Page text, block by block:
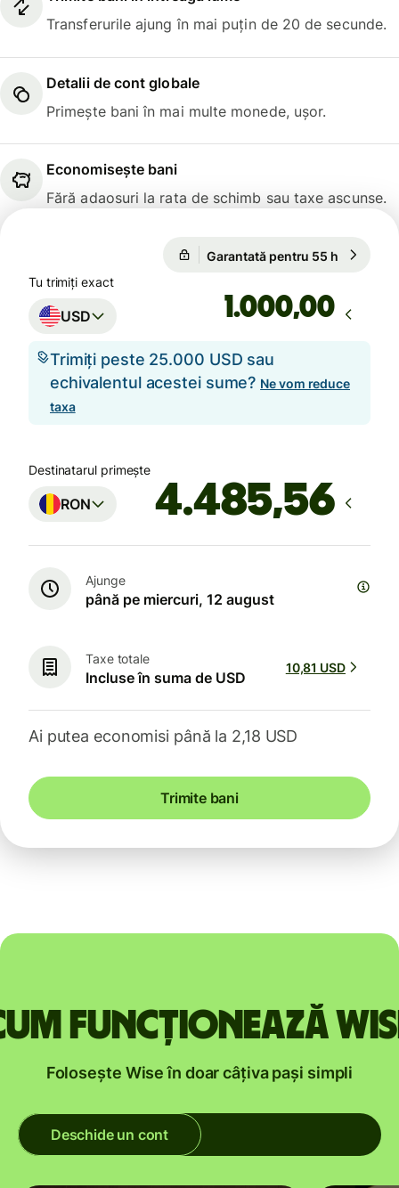
Transferurile ajung în mai puțin de 20 de secunde.
Detalii de cont globale
Primește bani în mai multe monede, ușor.
Economisește bani
Fără adaosuri la rata de schimb sau taxe ascunse.
Garantată pentru 55 h
Tu trimiți exact
USD ,00
Trimiți peste 25.000 USD sau
echivalentul acestei sume? Ne vom reduce
taxa
Destinatarul primește
RON
Ajunge
până pe miercuri, 12 august
Taxe totale
Incluse în suma de USD
10,81 USD
Ai putea economisi până la 2,18 USD
Trimite bani
funcționează
Folosește Wise în doar câțiva pași simpli
Deschide un cont